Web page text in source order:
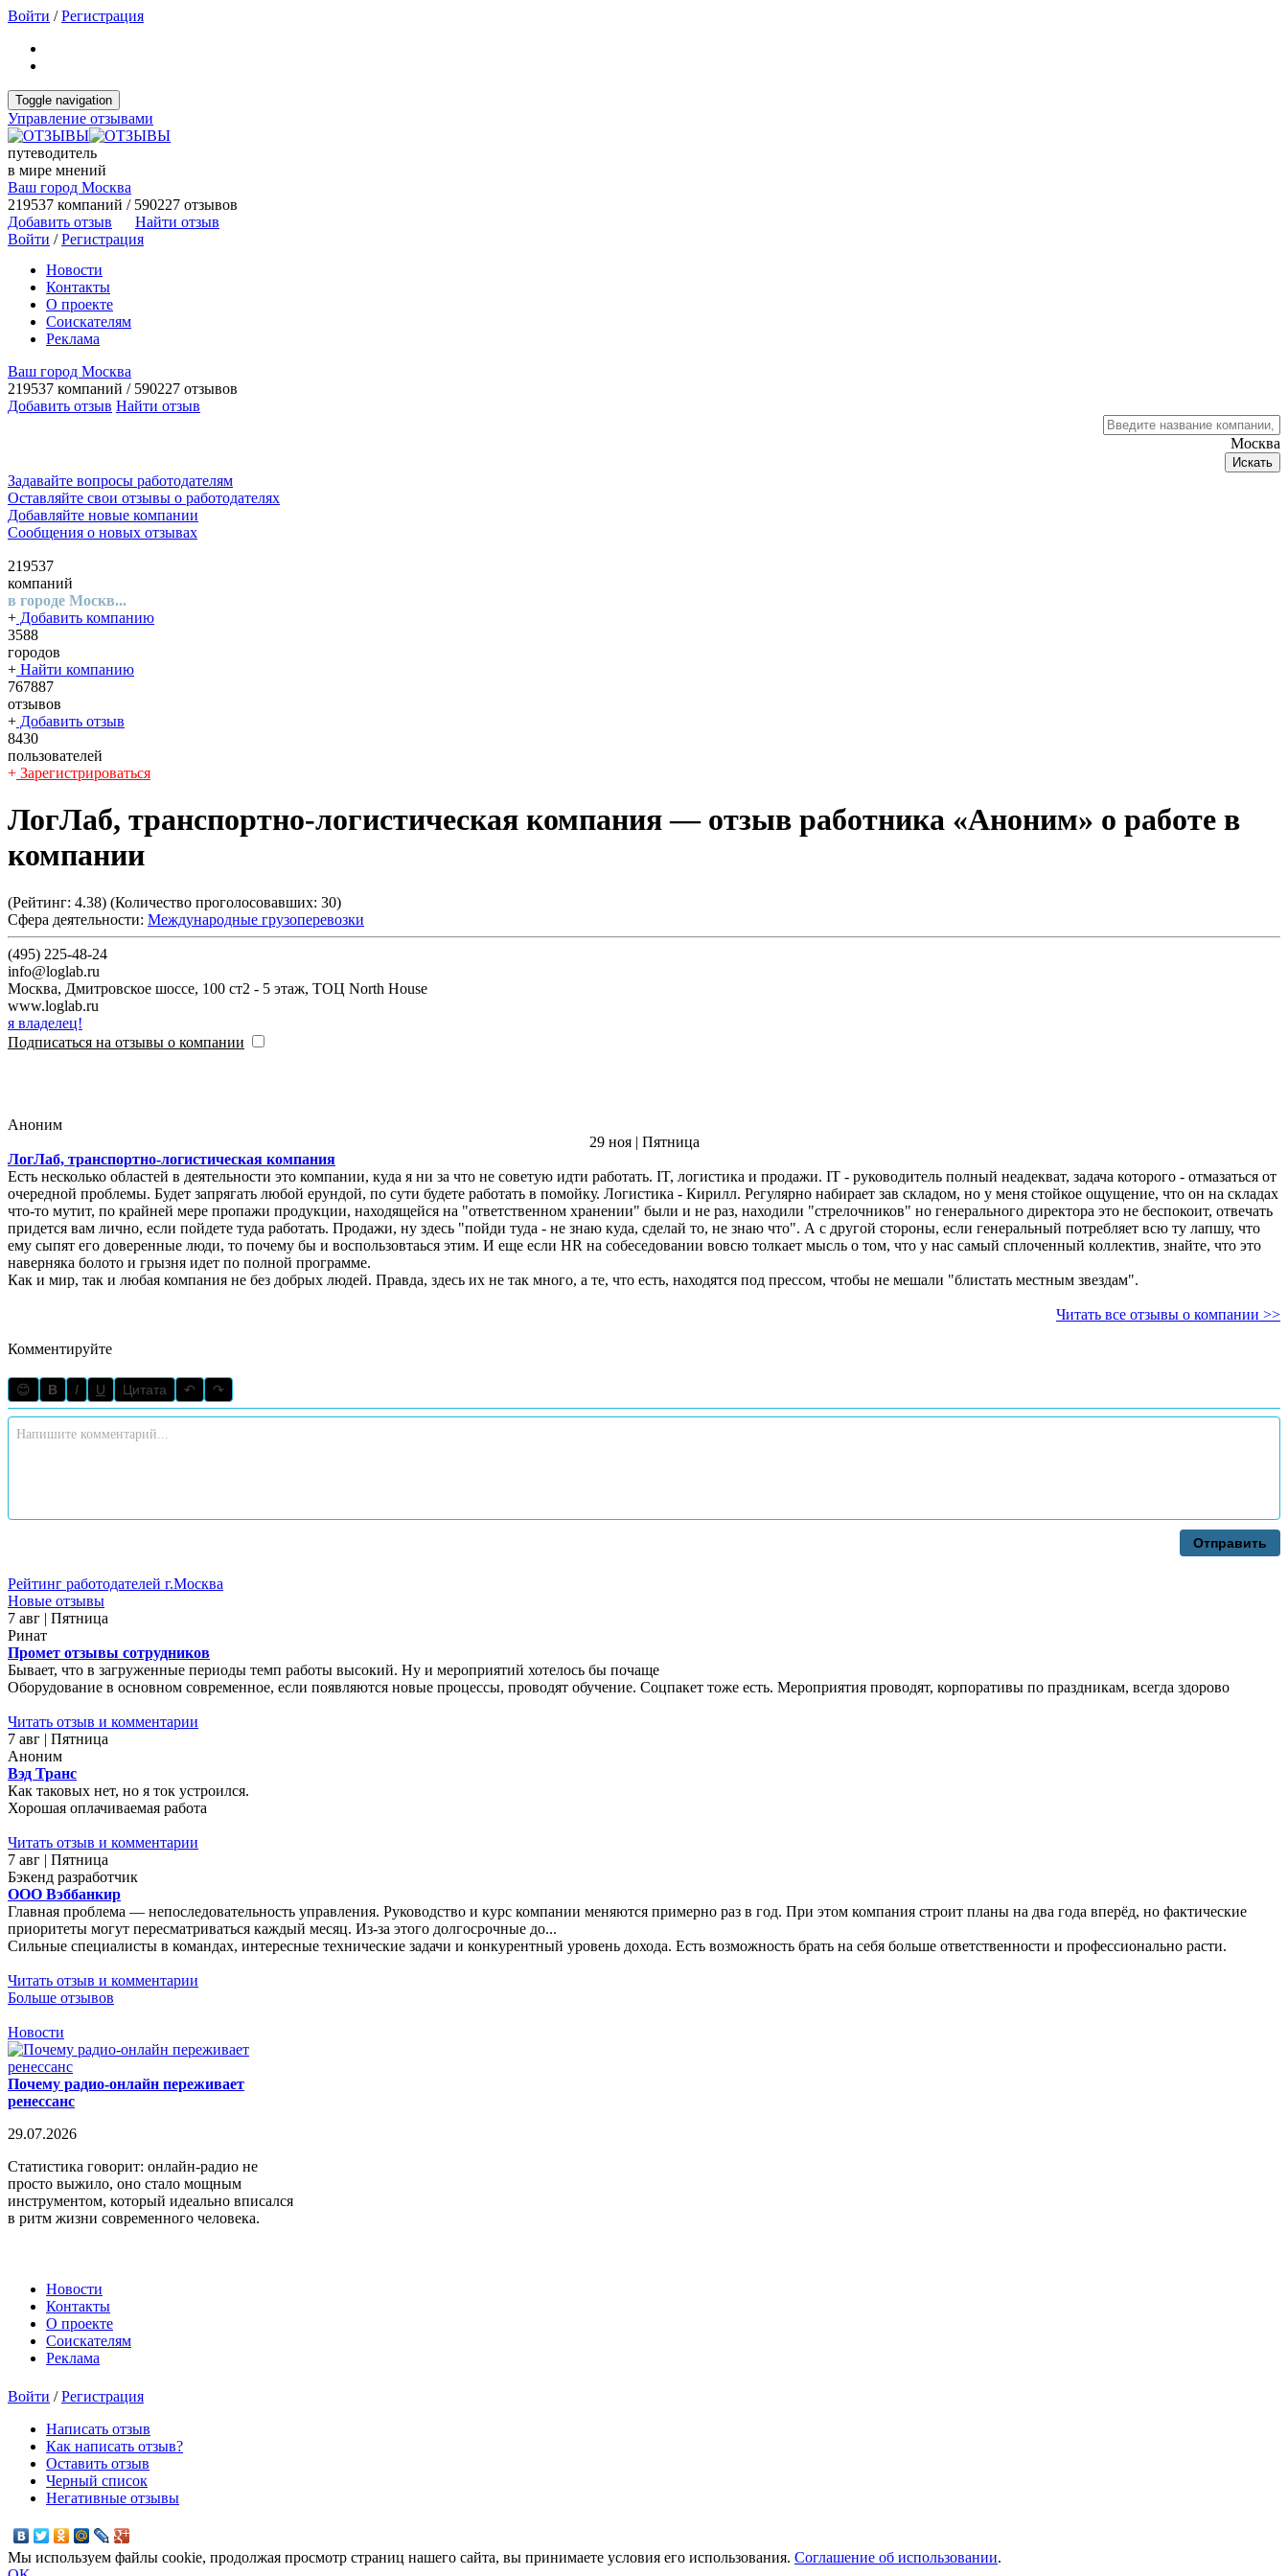
Войти /Регистрация
Toggle navigation
Управление отзывами
путеводитель
в мире мнений
Ваш город Москва
219537 компаний / 590227 отзывов
Добавить отзыв
Найти отзыв
Войти /Регистрация
Новости
Контакты
О проекте
Соискателям
Реклама
Ваш город Москва
219537 компаний / 590227 отзывов
Добавить отзыв Найти отзыв
Москва
Искать
Задавайте вопросы работодателям
Оставляйте свои отзывы о работодателях
Добавляйте новые компании
Сообщения о новых отзывах
219537
компаний
в городе Москв...
+ Добавить компанию
3588
городов
+ Найти компанию
767887
отзывов
+ Добавить отзыв
8430
пользователей
+ Зарегистрироваться
ЛогЛаб, транспортно-логистическая компания— отзыв работника «Аноним» о работе в
компании
(Рейтинг: 4.38) (Количество проголосовавших: 30)
Сфера деятельности: Международные грузоперевозки
(495) 225-48-24
info@loglab.ru
Москва,
Дмитровское шоссе, 100 ст2 - 5 этаж, ТОЦ North House
www.loglab.ru
я владелец!
Подписаться на отзывы о компании
Аноним
29 ноя | Пятница
ЛогЛаб, транспортно-логистическая компания
Есть несколько областей в деятельности это компании, куда я ни за что не советую идти работать. IT, логистика и продажи. IT - руководитель полный неадекват, задача которого - отмазаться от
очередной проблемы. Будет запрягать любой ерундой, по сути будете работать в помойку. Логистика - Кирилл. Регулярно набирает зав складом, но у меня стойкое ощущение, что он на складах
что-то мутит, по крайней мере пропажи продукции, находящейся на "ответственном хранении" были и не раз, находили "стрелочников" но генерального директора это не беспокоит, отвечать
придется вам лично, если пойдете туда работать. Продажи, ну здесь "пойди туда - не знаю куда, сделай то, не знаю что". А с другой стороны, если генеральный потребляет всю ту лапшу, что
ему сыпят его доверенные люди, то почему бы и воспользовтаься этим. И еще если HR на собеседовании вовсю толкает мысль о том, что у нас самый сплоченный коллектив, знайте, что это
наверняка болото и грызня идет по полной программе.
Как и мир, так и любая компания не без добрых людей. Правда, здесь их не так много, а те, что есть, находятся под прессом, чтобы не мешали "блистать местным звездам".
Читать все отзывы о компании >>
Комментируйте
😊 B I U Цитата ↶ ↷
Отправить
Рейтинг работодателей г.Москва
Новые отзывы
7 авг | Пятница
Ринат
Промет отзывы сотрудников
Бывает, что в загруженные периоды темп работы высокий. Ну и мероприятий хотелось бы почаще
Оборудование в основном современное, если появляются новые процессы, проводят обучение. Соцпакет тоже есть. Мероприятия проводят, корпоративы по праздникам, всегда здорово
Читать отзыв и комментарии
7 авг | Пятница
Аноним
Вэд Транс
Как таковых нет, но я ток устроился.
Хорошая оплачиваемая работа
Читать отзыв и комментарии
7 авг | Пятница
Бэкенд разработчик
ООО Вэббанкир
Главная проблема — непоследовательность управления. Руководство и курс компании меняются примерно раз в год. При этом компания строит планы на два года вперёд, но фактические
приоритеты могут пересматриваться каждый месяц. Из-за этого долгосрочные до...
Сильные специалисты в командах, интересные технические задачи и конкурентный уровень дохода. Есть возможность брать на себя больше ответственности и профессионально расти.
Читать отзыв и комментарии
Больше отзывов
Новости
Почему радио-онлайн переживает
ренессанс
29.07.2026
Статистика говорит: онлайн-радио не
просто выжило, оно стало мощным
инструментом, который идеально вписался
в ритм жизни современного человека.
Новости
Контакты
О проекте
Соискателям
Реклама
Войти /Регистрация
Написать отзыв
Как написать отзыв?
Оставить отзыв
Черный список
Негативные отзывы
Мы используем файлы cookie, продолжая просмотр страниц нашего сайта, вы принимаете условия его использования. Соглашение об использовании.